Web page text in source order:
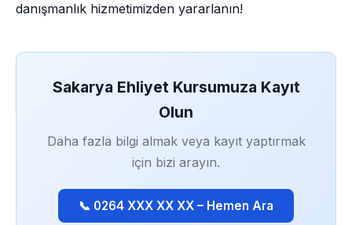
danışmanlık hizmetimizden yararlanın!
Sakarya Ehliyet Kursumuza Kayıt
Olun
Daha fazla bilgi almak veya kayıt yaptırmak
için bizi arayın.
📞 0264 XXX XX XX – Hemen Ara